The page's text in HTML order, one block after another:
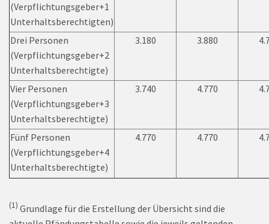
(Verpflichtungsgeber+1
Unterhaltsberechtigten)
Drei Personen
(Verpflichtungsgeber+2
Unterhaltsberechtigte)
3.180 3.880
Vier Personen
(Verpflichtungsgeber+3
Unterhaltsberechtigte)
3.740 4.770
Fünf Personen
(Verpflichtungsgeber+4
Unterhaltsberechtigte)
4.770 4.770
(1) Grundlage für die Erstellung der Übersicht sind die